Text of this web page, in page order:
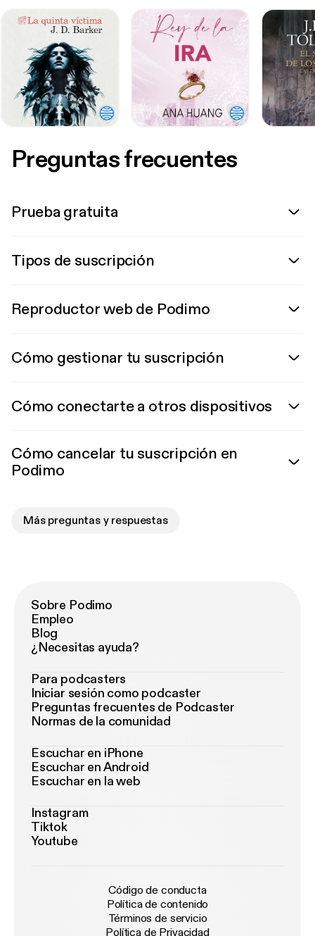
Preguntas frecuentes
Prueba gratuita
Tipos de suscripción
Reproductor web de Podimo
Cómo gestionar tu suscripción
Cómo conectarte a otros dispositivos
Cómo cancelar tu suscripción en
Podimo
Más preguntas y respuestas
Sobre Podimo
Empleo
Blog
¿Necesitas ayuda?
Para podcasters
Iniciar sesión como podcaster
Preguntas frecuentes de Podcaster
Normas de la comunidad
Escuchar en iPhone
Escuchar en Android
Escuchar en la web
Instagram
Tiktok
Youtube
Código de conducta
Política de contenido
Términos de servicio
Política de Privacidad